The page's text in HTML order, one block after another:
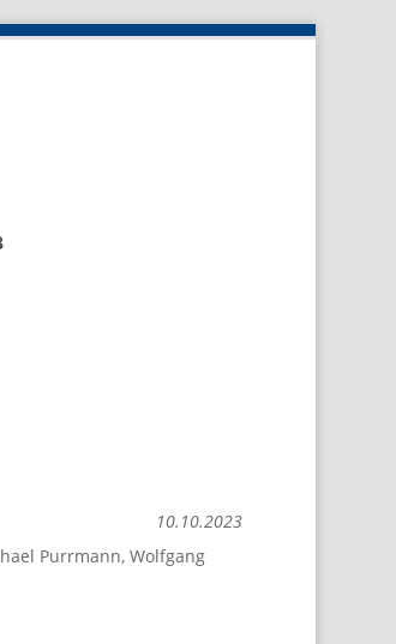
10.10.2023
Purrmann, Wolfgang